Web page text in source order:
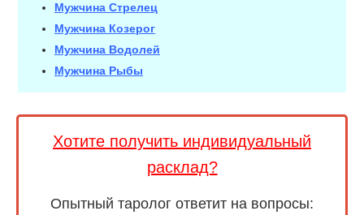
Мужчина Стрелец
Мужчина Козерог
Мужчина Водолей
Мужчина Рыбы
Хотите получить индивидуальный
расклад?
Опытный таролог ответит на вопросы: